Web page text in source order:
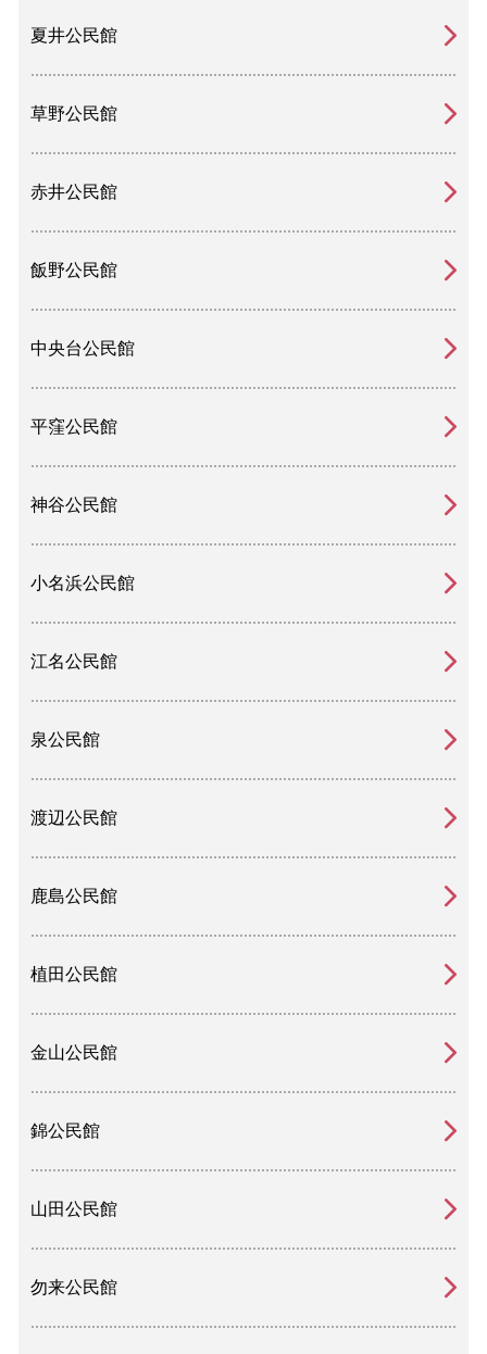
夏井公民館
草野公民館
赤井公民館
飯野公民館
中央台公民館
平窪公民館
神谷公民館
小名浜公民館
江名公民館
泉公民館
渡辺公民館
鹿島公民館
植田公民館
金山公民館
錦公民館
山田公民館
勿来公民館